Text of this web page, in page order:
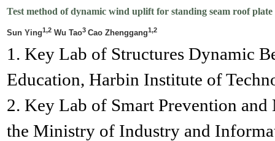
Test method of dynamic wind uplift for standing seam roof plate
Sun Ying1,2Wu Tao3 Cao Zhenggang1,2
1. Key Lab of Structures Dynamic
Education, Harbin Institute of
2. Key Lab of Smart Prevention
the Ministry of Industry and